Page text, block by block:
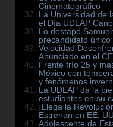
Cinematográfico
La Universidad de
el Día UDLAP
Lo destapó
precandidato
Velocidad
Anunciado en el
Frente frío 25 y
México con
y fenómenos
La UDLAP da la
estudiantes en su
¡Llega la
Estrenan en EE.
Adolescente de